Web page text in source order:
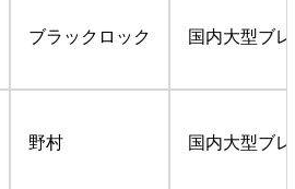
ブラックロック 国内大型ブ
野村 国内大型ブ